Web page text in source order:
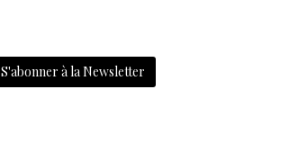
S'abonner à la Newsletter